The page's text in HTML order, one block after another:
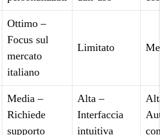
Ottimo –
Focus sul
mercato
italiano
Limitato
Media –
Richiede
supporto
Alta –
Interfaccia
intuitiva